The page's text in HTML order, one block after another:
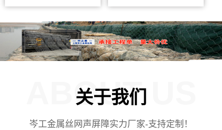
关于我们
ABOUT US
岑工金属丝网声屏障实力厂家-支持定制！